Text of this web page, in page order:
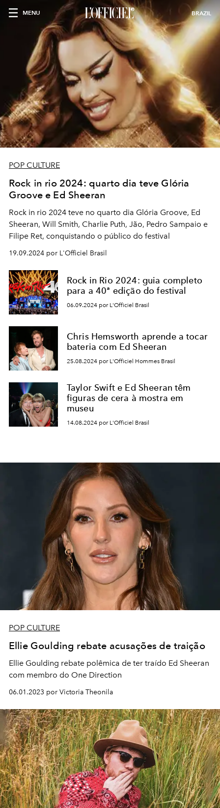
MENU BRAZIL
POP CULTURE
Rock in rio 2024: quarto dia teve Glória
Groove e Ed Sheeran
Rock in rio 2024 teve no quarto dia Glória Groove, Ed
Sheeran, Will Smith, Charlie Puth, Jão, Pedro Sampaio e
Filipe Ret, conquistando o público do festival
19.09.2024 por L'Officiel Brasil
Rock in Rio 2024: guia completo
para a 40ª edição do festival
06.09.2024 por L'Officiel Brasil
Chris Hemsworth aprende a tocar
bateria com Ed Sheeran
25.08.2024 por L'Officiel Hommes Brasil
Taylor Swift e Ed Sheeran têm
figuras de cera à mostra em
museu
14.08.2024 por L'Officiel Brasil
POP CULTURE
Ellie Goulding rebate acusações de traição
Ellie Goulding rebate polêmica de ter traído Ed Sheeran
com membro do One Direction
06.01.2023 por Victoria Theonila